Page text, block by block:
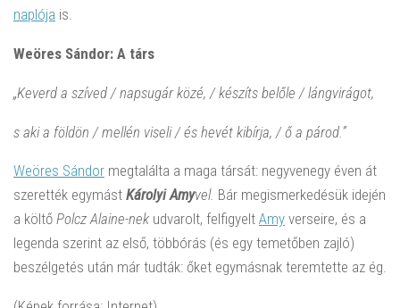
naplója is.
Weöres Sándor: A társ
„Keverd a szíved / napsugár közé, / készíts belőle / lángvirágot,
s aki a földön / mellén viseli / és hevét kibírja, / ő a párod.”
Weöres Sándor megtalálta a maga társát: negyvenegy éven át
szerették egymást Károlyi Amyvel. Bár megismerkedésük idején
a költő Polcz Alaine-nek udvarolt, felfigyelt Amy verseire, és a
legenda szerint az első, többórás (és egy temetőben zajló)
beszélgetés után már tudták: őket egymásnak teremtette az ég.